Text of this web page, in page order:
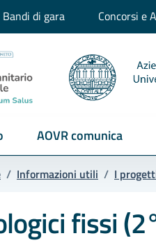
Bandi di gara Concorsi e
AOVR comunica
/ Informazioni utili / I
fissi